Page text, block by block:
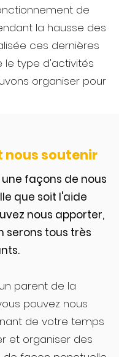
de
la hausse des
ces dernières
le type d'activités
organiser pour
nous soutenir
façons de nous
que soit l'aide
nous apporter,
serons tous très
.
parent de la
pouvez nous
de votre temps
et organiser des